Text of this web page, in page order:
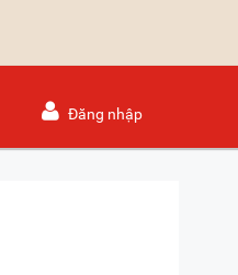
Đăng nhập